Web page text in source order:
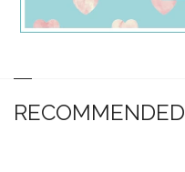
RECOMMENDED